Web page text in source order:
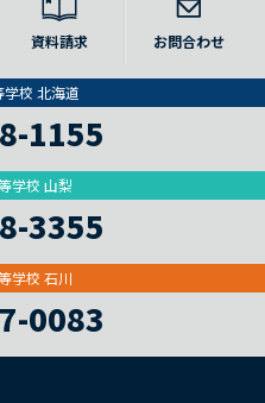
資料請求 お問合わせ
校 北海道
1155
学校 山梨
3355
学校 石川
0083